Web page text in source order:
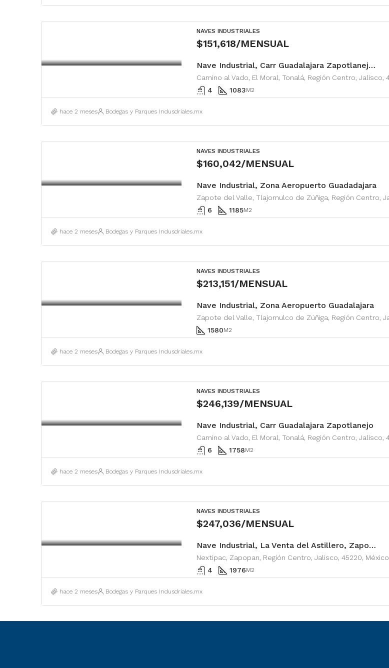
NAVES INDUSTRIALES
$151,618/MENSUAL
Nave Industrial, Carr Guadalajara Zapotlanejo y Periferico
4
1083M2
hace 2 meses Bodegas y Parques Indusdriales.mx
NAVES INDUSTRIALES
$160,042/MENSUAL
Nave Industrial, Zona Aeropuerto Guadadajara
6
1185M2
hace 2 meses Bodegas y Parques Indusdriales.mx
NAVES INDUSTRIALES
$213,151/MENSUAL
Nave Industrial, Zona Aeropuerto Guadalajara
1580M2
hace 2 meses Bodegas y Parques Indusdriales.mx
NAVES INDUSTRIALES
$246,139/MENSUAL
Nave Industrial, Carr Guadalajara Zapotlanejo
6
1758M2
hace 2 meses Bodegas y Parques Indusdriales.mx
NAVES INDUSTRIALES
$247,036/MENSUAL
Nave Industrial, La Venta del Astillero, Zapopan
Nextipac, Zapopan, Región Centro, Jalisco, 45220, México
4
1976M2
hace 2 meses Bodegas y Parques Indusdriales.mx